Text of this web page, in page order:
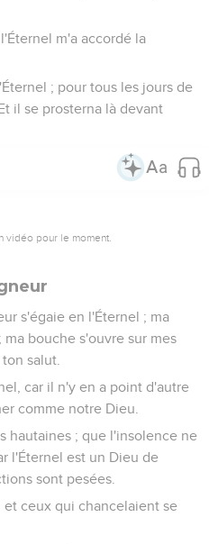
m'a accordé la
; pour tous les jours de
il se prosterna là devant
vidéo pour le moment.
s'égaie en l'Éternel ; ma
bouche s'ouvre sur mes
salut.
car il n'y en a point d'autre
comme notre Dieu.
hautaines ; que l'insolence ne
l'Éternel est un Dieu de
sont pesées.
et ceux qui chancelaient se